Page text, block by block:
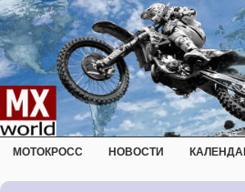
МОТОКРОСС НОВОСТИ